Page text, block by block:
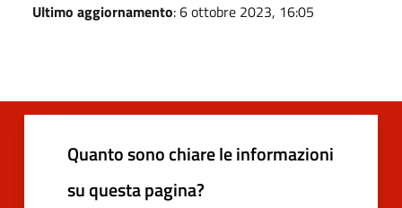
Ultimo aggiornamento: 6 ottobre 2023, 16:05
Quanto sono chiare le informazioni
su questa pagina?